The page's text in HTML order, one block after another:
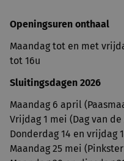
Openingsuren onthaal
Maandag tot en met
tot 16u
Sluitingsdagen 2026
Maandag 6 april
Vrijdag 1 mei (Dag van
Donderdag 14 en vrijdag
Maandag 25 mei